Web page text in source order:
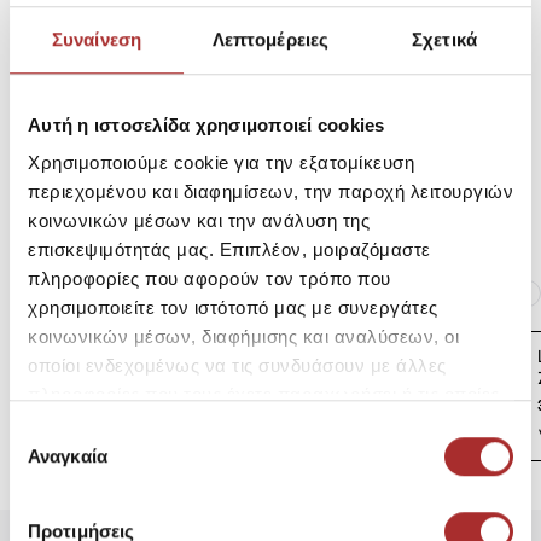
Συναίνεση Λεπτομέρειες Σχετικά
Αυτή η ιστοσελίδα χρησιμοποιεί cookies
Χρησιμοποιούμε cookie για την εξατομίκευση
περιεχομένου και διαφημίσεων, την παροχή λειτουργιών
κοινωνικών μέσων και την ανάλυση της
επισκεψιμότητάς μας. Επιπλέον, μοιραζόμαστε
πληροφορίες που αφορούν τον τρόπο που
χρησιμοποιείτε τον ιστότοπό μας με συνεργάτες
κοινωνικών μέσων, διαφήμισης και αναλύσεων, οι
οποίοι ενδεχομένως να τις συνδυάσουν με άλλες
των υπηρεσιών τους.
συγκατάθεσης
Αναγκαία
Προτιμήσεις
Αποστολές Προϊόντων
Επιστροφές Προϊόντων
Ίδια κατηγορία Ίδιο Brand
LAPIN HOUSE Βρεφική
Ζακέτα Πλεκτή
39,00€